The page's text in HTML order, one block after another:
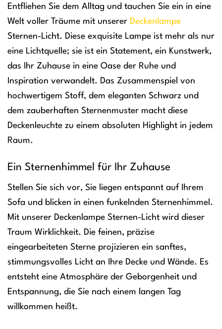
Entfliehen Sie dem Alltag und tauchen Sie ein in eine
Welt voller Träume mit unserer Deckenlampe
Sternen-Licht. Diese exquisite Lampe ist mehr als nur
eine Lichtquelle; sie ist ein Statement, ein Kunstwerk,
das Ihr Zuhause in eine Oase der Ruhe und
Inspiration verwandelt. Das Zusammenspiel von
hochwertigem Stoff, dem eleganten Schwarz und
dem zauberhaften Sternenmuster macht diese
Deckenleuchte zu einem absoluten Highlight in jedem
Raum.
Ein Sternenhimmel für Ihr Zuhause
Stellen Sie sich vor, Sie liegen entspannt auf Ihrem
Sofa und blicken in einen funkelnden Sternenhimmel.
Mit unserer Deckenlampe Sternen-Licht wird dieser
Traum Wirklichkeit. Die feinen, präzise
eingearbeiteten Sterne projizieren ein sanftes,
stimmungsvolles Licht an Ihre Decke und Wände. Es
entsteht eine Atmosphäre der Geborgenheit und
Entspannung, die Sie nach einem langen Tag
willkommen heißt.